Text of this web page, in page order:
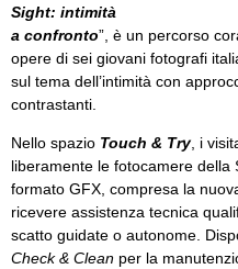
Sight: intimità
a confronto”, è un percorso
opere di sei giovani fotografi
sul tema dell’intimità con
contrastanti.
Nello spazio Touch & Try, i
liberamente le fotocamere della
formato GFX, compresa la
ricevere assistenza tecnica
scatto guidate o autonome.
Check & Clean per la